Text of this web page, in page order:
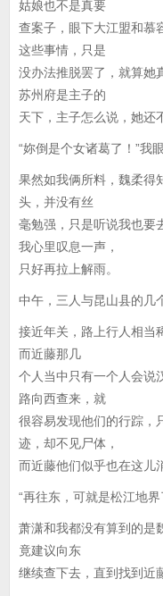
姑娘也不是真要
查案子，眼下大江盟和慕
这些事情，只是
没办法推脱罢了，就算她
苏州府是主子的
天下，主子怎么说，她还
“妳倒是个女诸葛了！”我
果然如我俩所料，魏柔得
头，并没有丝
毫勉强，只是听说我也要
我心里叹息一声，
只好再拉上解雨。
中午，三人与昆山县的几
接近年关，路上行人相当
而近藤那几
个人当中只有一个人会说
路向西查来，就
很容易发现他们的行踪，
迹，却不见尸体，
而近藤他们似乎也在这儿
“再往东，可就是松江地界
萧潇和我都没有算到的是
竟建议向东
继续查下去，直到找到近